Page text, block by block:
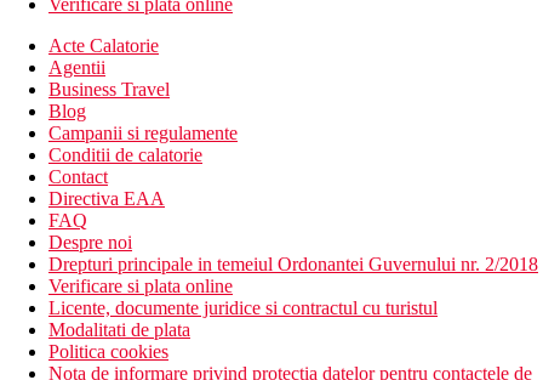
partenere (gratuit)
Faimoasa plaja Banana Beach la cativa pasi
Activitati sportive gratuite
Piscina
Clientii se pot bucura de urmatoarele servicii la hotelul sora,
Arion Resort:
Tenis pe plaja
Divertisment (sezonier)
Seri tematice
Muzica live
Sporturi nautice pe plaja (biciclete, caiace, SUP-uri)
Activitati sportive contra cost
Centru spa la hotelul sora, Arion Resort
Verificare si plata online
Acte Calatorie
Agentii
Business Travel
Blog
Campanii si regulamente
Conditii de calatorie
Contact
Directiva EAA
FAQ
Despre noi
Drepturi principale in temeiul Ordonantei Guvernului nr. 2/2018
Verificare si plata online
Licente, documente juridice si contractul cu turistul
Modalitati de plata
Politica cookies
Nota de informare privind protectia datelor pentru contactele de